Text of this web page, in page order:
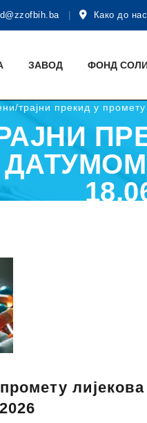
Како до нас
ЗАВОД ФОНД
трајни прекид у